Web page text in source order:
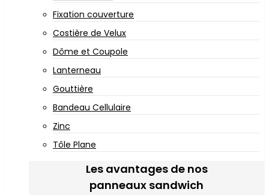
Fixation couverture
Costière de Velux
Dôme et Coupole
Lanterneau
Gouttière
Bandeau Cellulaire
Zinc
Tôle Plane
Les avantages de nos
panneaux sandwich